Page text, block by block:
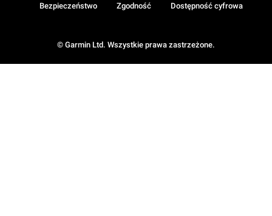
© Garmin Ltd. Wszystkie prawa zastrzeżone.
Bezpieczeństwo Zgodność Dostępność cyfrowa